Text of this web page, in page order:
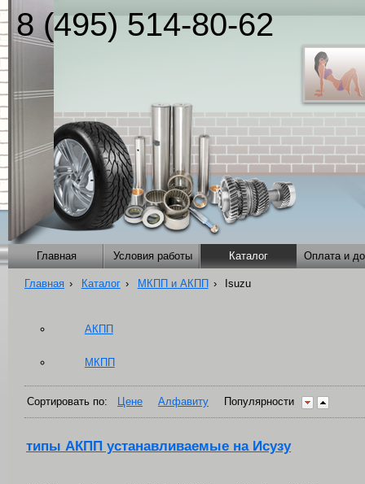
8 (495) 514-80-62
Главная Условия работы Каталог Оплата и
Главная › Каталог › МКПП и АКПП › Isuzu
АКПП
МКПП
Сортировать по: Цене Алфавиту Популярности
типы АКПП устанавливаемые на Исузу